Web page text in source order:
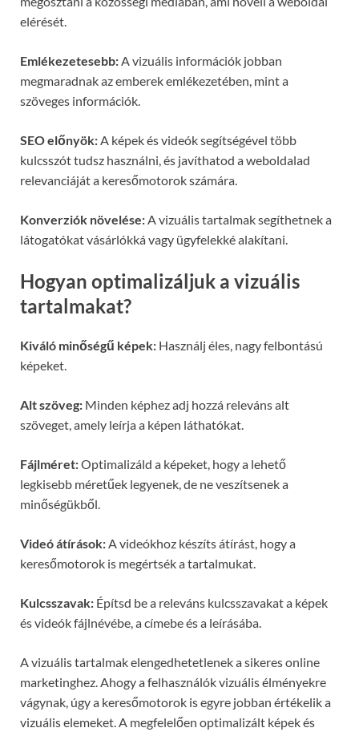
elérését.
Emlékezetesebb:A vizuális információk jobban
megmaradnak az emberek emlékezetében, mint a
szöveges információk.
SEO előnyök:A képek és videók segítségével több
kulcsszót tudsz használni, és javíthatod a weboldalad
relevanciáját a keresőmotorok számára.
Konverziók növelése:A vizuális tartalmak segíthetnek a
látogatókat vásárlókká vagy ügyfelekké alakítani.
Hogyan optimalizáljuk a vizuális
tartalmakat?
Kiváló minőségű képek: Használj éles, nagy felbontású
képeket.
Alt szöveg: Minden képhez adj hozzá releváns alt
szöveget, amely leírja a képen láthatókat.
Fájlméret:Optimalizáld a képeket, hogy a lehető
legkisebb méretűek legyenek, de ne veszítsenek a
minőségükből.
Videó átírások:A videókhoz készíts átírást, hogy a
keresőmotorok is megértsék a tartalmukat.
Kulcsszavak: Építsd be a releváns kulcsszavakat a képek
és videók fájlnévébe, a címebe és a leírásába.
A vizuális tartalmak elengedhetetlenek a sikeres online
marketinghez. Ahogy a felhasználók vizuális élményekre
vágynak, úgy a keresőmotorok is egyre jobban értékelik a
vizuális elemeket. A megfelelően optimalizált képek és